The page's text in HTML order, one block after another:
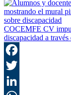
COCEMFE CV
discapacidad a